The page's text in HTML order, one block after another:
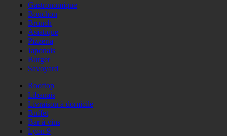
Gastronomique
Bouchon
Brunch
Asiatique
Pizzéria
Japonais
Burger
Savoyard
Rooftop
Libanais
Livraison à domicile
Buffet
Bar à vins
Lyon 9